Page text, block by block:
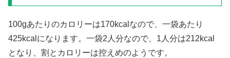
100gあたりのカロリーは170kcalなので、一袋あたり
425kcalになります。一袋2人分なので、1人分は212kcal
となり、割とカロリーは控えめのようです。